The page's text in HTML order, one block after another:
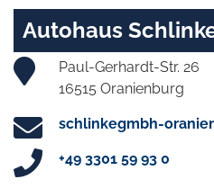
Autohaus
Paul-Gerhardt-Str. 26
16515 Oranienburg
schlinkegmbh-
+49 3301 59 93 0